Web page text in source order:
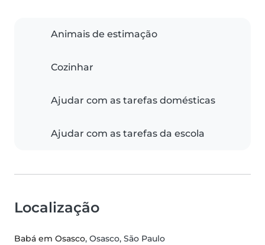
Animais de estimação
Cozinhar
Ajudar com as tarefas domésticas
Ajudar com as tarefas da escola
Localização
Babá em Osasco, Osasco, São Paulo